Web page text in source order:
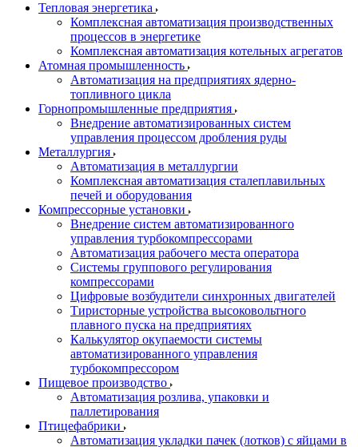
Тепловая энергетика
Комплексная автоматизация производственных
процессов в энергетике
Комплексная автоматизация котельных агрегатов
Атомная промышленность
Автоматизация на предприятиях ядерно-
топливного цикла
Горнопромышленные предприятия
Внедрение автоматизированных систем
управления процессом дробления руды
Металлургия
Автоматизация в металлургии
Комплексная автоматизация сталеплавильных
печей и оборудования
Компрессорные установки
Внедрение систем автоматизированного
управления турбокомпрессорами
Автоматизация рабочего места оператора
Системы группового регулирования
компрессорами
Цифровые возбудители синхронных двигателей
Тиристорные устройства высоковольтного
плавного пуска на предприятиях
Калькулятор окупаемости системы
автоматизированного управления
турбокомпрессором
Пищевое производство
Автоматизация розлива, упаковки и
паллетирования
Птицефабрики
Автоматизация укладки пачек (лотков) с яйцами в